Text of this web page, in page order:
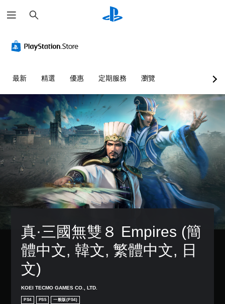
尋
最新 精選 優惠 定期服務 瀏覽
真·三國無雙８ Empires (簡
體中文, 韓文, 繁體中文, 日
文)
KOEI TECMO GAMES CO., LTD.
PS4 PS5 一般版(PS4)